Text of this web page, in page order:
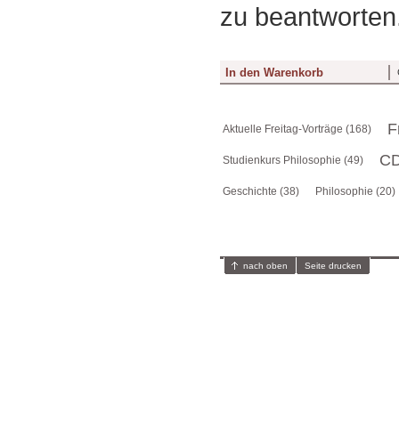
zu
Aktuelle Freitag-Vorträge (168)
Studienkurs Philosophie (49)
Geschichte (38) Philosophie (20)
nach oben Seite drucken